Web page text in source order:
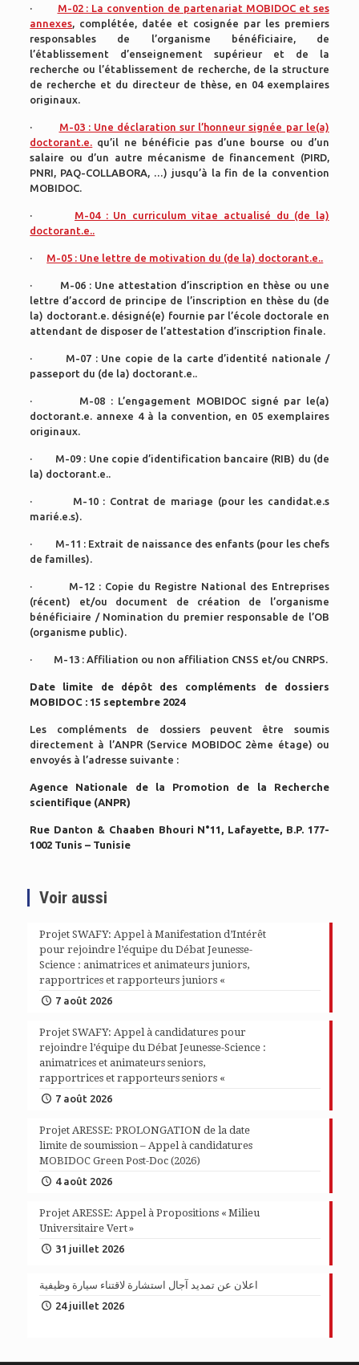
·
M-02 : La convention de partenariat MOBIDOC et ses
annexes, complétée, datée et cosignée par les premiers
responsables de l’organisme bénéficiaire, de
l’établissement d’enseignement supérieur et de la
recherche ou l’établissement de recherche, de la structure
de recherche et du directeur de thèse, en 04 exemplaires
originaux.
·
M-03 : Une déclaration sur l’honneur signée par le(a)
doctorant.e. qu’il ne bénéficie pas d’une bourse ou d’un
salaire ou d’un autre mécanisme de financement (PIRD,
PNRI, PAQ-COLLABORA, …) jusqu’à la fin de la convention
MOBIDOC.
· M-04 : Un curriculum vitae actualisé du (de la)
doctorant.e..
· M-05 : Une lettre de motivation du (de la) doctorant.e..
· M-06 : Une attestation d’inscription en thèse ou une
lettre d’accord de principe de l’inscription en thèse du (de
la) doctorant.e. désigné(e) fournie par l’école doctorale en
attendant de disposer de l’attestation d’inscription finale.
· M-07 : Une copie de la carte d’identité nationale /
passeport du (de la) doctorant.e..
· M-08 : L’engagement MOBIDOC signé par le(a)
doctorant.e. annexe 4 à la convention, en 05 exemplaires
originaux.
· M-09 : Une copie d’identification bancaire (RIB) du (de
la) doctorant.e..
· M-10 : Contrat de mariage (pour les candidat.e.s
marié.e.s).
· M-11 : Extrait de naissance des enfants (pour les chefs
de familles).
· M-12 : Copie du Registre National des Entreprises
(récent) et/ou document de création de l’organisme
bénéficiaire / Nomination du premier responsable de l’OB
(organisme public).
· M-13 : Affiliation ou non affiliation CNSS et/ou CNRPS.
Date limite de dépôt des compléments de dossiers
MOBIDOC : 15 septembre 2024
Les compléments de dossiers peuvent être soumis
directement à l’ANPR (Service MOBIDOC 2ème étage) ou
envoyés à l’adresse suivante :
Agence Nationale de la Promotion de la Recherche
scientifique (ANPR)
Rue Danton & Chaaben Bhouri N°11, Lafayette, B.P. 177-
1002 Tunis – Tunisie
Voir aussi
Projet SWAFY: Appel à Manifestation d’Intérêt
pour rejoindre l’équipe du Débat Jeunesse-
Science : animatrices et animateurs juniors,
rapportrices et rapporteurs juniors «
7 août 2026
Projet SWAFY: Appel à candidatures pour
rejoindre l’équipe du Débat Jeunesse-Science :
animatrices et animateurs seniors,
rapportrices et rapporteurs seniors «
7 août 2026
Projet ARESSE: PROLONGATION de la date
limite de soumission – Appel à candidatures
MOBIDOC Green Post-Doc (2026)
4 août 2026
Projet ARESSE: Appel à Propositions « Milieu
Universitaire Vert »
31 juillet 2026
اعلان عن تمديد آجال استشارة لاقتناء سيارة وظيفية
24 juillet 2026